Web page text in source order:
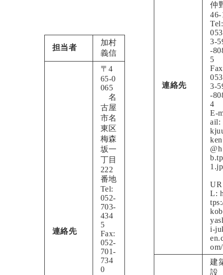
担当者
加村
義信
連絡先
〒4
65-0
065
名
古屋
市名
東区
梅森
坂一
丁目
222
番地
Tel:
052-
703-
434
5
Fax:
052-
701-
734
0
連絡先
仲
46-
Tel:
053
3-
-
5
053
3-
-
4
E-
ail:
ken
@h
b.tp
1.jp
UR
L:
i-
om/
建
設